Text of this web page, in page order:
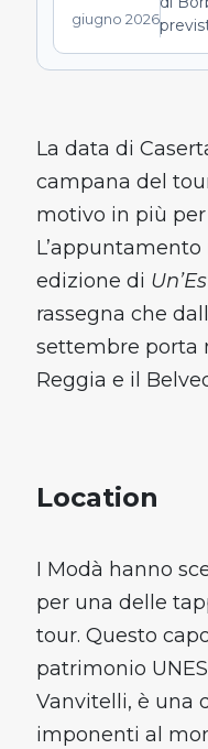
giugno 2026
La data di
campana del
motivo in più
edizione di
rassegna che
settembre porta
Reggia e il
Location
I Modà hanno
per una delle
tour. Questo
patrimonio
Vanvitelli, è una
imponenti al